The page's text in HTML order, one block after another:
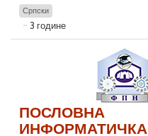
Српски
3 године
ПОСЛОВНА
ИНФОРМАТИЧКА